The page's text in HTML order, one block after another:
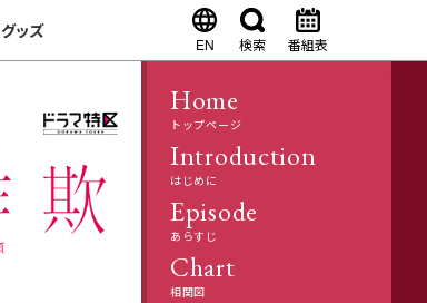
グッズ
EN 検索 番組表
Home
トップページ
Introduction
はじめに
Episode
あらすじ
Chart
相関図